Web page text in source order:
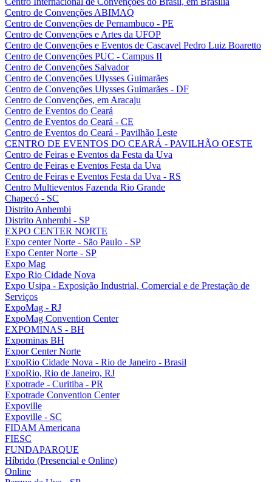
Centro de Convenções ABIMAQ
Centro de Convenções de Pernambuco - PE
Centro de Convenções e Artes da UFOP
Centro de Convenções e Eventos de Cascavel Pedro Luiz Boaretto
Centro de Convenções PUC - Campus II
Centro de Convenções Salvador
Centro de Convenções Ulysses Guimarães
Centro de Convenções Ulysses Guimarães - DF
Centro de Convenções, em Aracaju
Centro de Eventos do Ceará
Centro de Eventos do Ceará - CE
Centro de Eventos do Ceará - Pavilhão Leste
CENTRO DE EVENTOS DO CEARÁ - PAVILHÃO OESTE
Centro de Feiras e Eventos da Festa da Uva
Centro de Feiras e Eventos Festa da Uva
Centro de Feiras e Eventos Festa da Uva - RS
Centro Multieventos Fazenda Rio Grande
Chapecó - SC
Distrito Anhembi
Distrito Anhembi - SP
EXPO CENTER NORTE
Expo center Norte - São Paulo - SP
Expo Center Norte - SP
Expo Mag
Expo Rio Cidade Nova
Expo Usipa - Exposição Industrial, Comercial e de Prestação de
Serviços
ExpoMag - RJ
ExpoMag Convention Center
EXPOMINAS - BH
Expominas BH
Expor Center Norte
ExpoRio Cidade Nova - Rio de Janeiro - Brasil
ExpoRio, Rio de Janeiro, RJ
Expotrade - Curitiba - PR
Expotrade Convention Center
Expoville
Expoville - SC
FIDAM Americana
FIESC
FUNDAPARQUE
Híbrido (Presencial e Online)
Online